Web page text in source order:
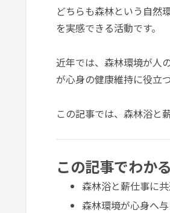
どちらも森林という自然
を実感できる活動です。
近年では、森林環境が人
が心身の健康維持に役立
この記事では、森林浴と
この記事でわか
森林浴と薪仕事に
森林環境が心身へ